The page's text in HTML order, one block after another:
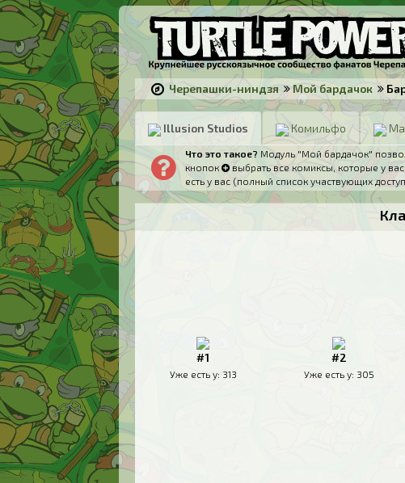
Черепашки-ниндзя Мой бардачок
Illusion Studios Комильфо
Что это такое? Модуль "Мой бардачок"
кнопок
выбрать все комиксы, которые у
есть у вас (полный список участвующих
#1
Уже есть у: 313
#2
Уже есть у: 305